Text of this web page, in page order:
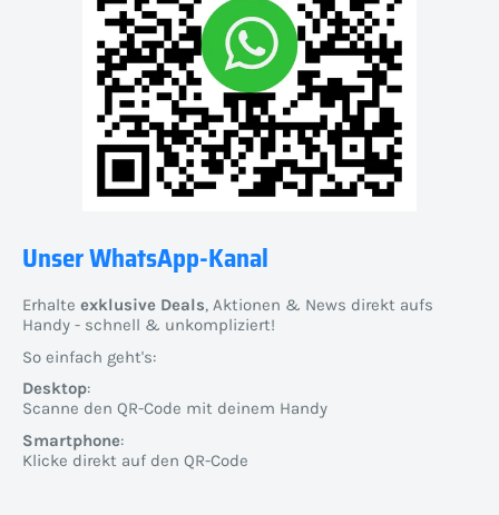
Unser WhatsApp-Kanal
Erhalte exklusive Deals, Aktionen & News direkt aufs
Handy - schnell & unkompliziert!
So einfach geht's:
Desktop:
Scanne den QR-Code mit deinem Handy
Smartphone:
Klicke direkt auf den QR-Code